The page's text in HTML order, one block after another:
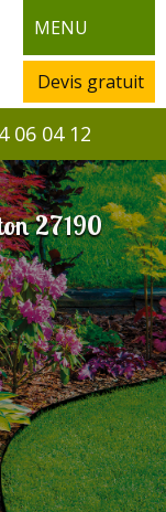
MENU
Devis gratuit
06 04 12
27190